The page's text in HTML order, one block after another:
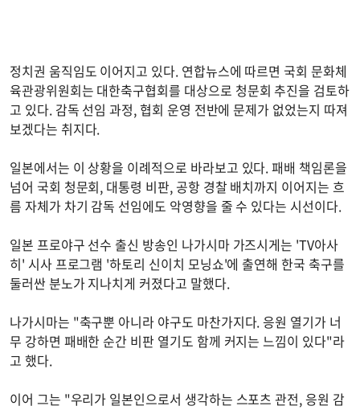
정치권 움직임도 이어지고 있다. 연합뉴스에 따르면 국회 문화체
육관광위원회는 대한축구협회를 대상으로 청문회 추진을 검토하
고 있다. 감독 선임 과정, 협회 운영 전반에 문제가 없었는지 따져
보겠다는 취지다.
일본에서는 이 상황을 이례적으로 바라보고 있다. 패배 책임론을
넘어 국회 청문회, 대통령 비판, 공항 경찰 배치까지 이어지는 흐
름 자체가 차기 감독 선임에도 악영향을 줄 수 있다는 시선이다.
일본 프로야구 선수 출신 방송인 나가시마 가즈시게는 'TV아사
히' 시사 프로그램 '하토리 신이치 모닝쇼'에 출연해 한국 축구를
둘러싼 분노가 지나치게 커졌다고 말했다.
나가시마는 "축구뿐 아니라 야구도 마찬가지다. 응원 열기가 너
무 강하면 패배한 순간 비판 열기도 함께 커지는 느낌이 있다"라
고 했다.
이어 그는 "우리가 일본인으로서 생각하는 스포츠 관전, 응원 감